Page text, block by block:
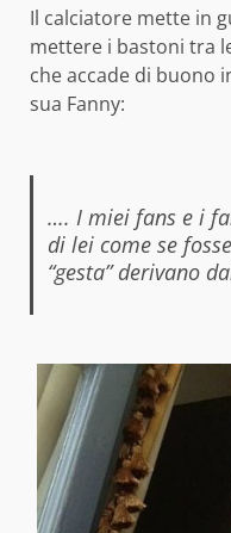
Il calciatore mette in
mettere i bastoni tra
che accade di buono
sua Fanny:
…. I miei fans e i
di lei come se
“gesta” derivano